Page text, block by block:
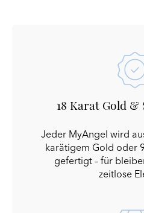
18 Karat Gold
Jeder MyAngel wird
karätigem Gold oder
gefertigt – für
zeitlose